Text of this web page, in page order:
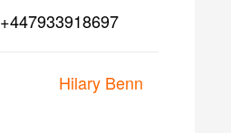
+447933918697
Hilary Benn